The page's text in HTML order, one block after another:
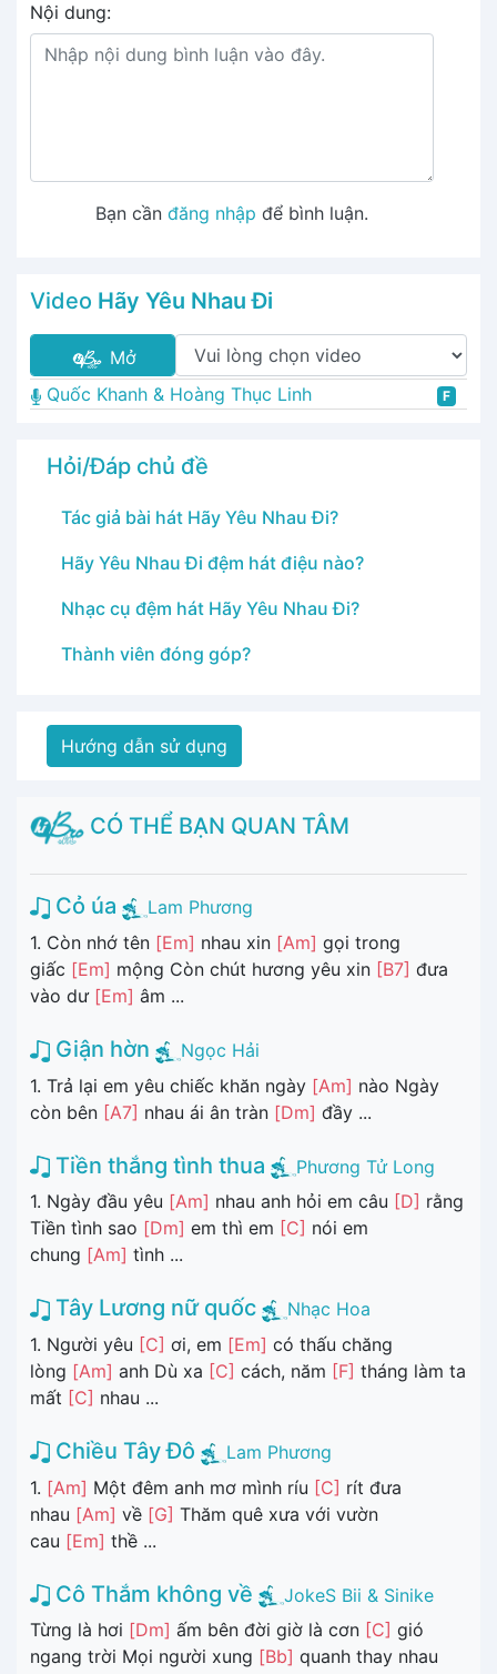
Nội dung:
Bạn cần đăng nhập để bình luận.
Video Hãy Yêu Nhau Đi
Mở
Quốc Khanh & Hoàng Thục Linh
F
Hỏi/Đáp chủ đề
Tác giả bài hát Hãy Yêu Nhau Đi?
Hãy Yêu Nhau Đi đệm hát điệu nào?
Nhạc cụ đệm hát Hãy Yêu Nhau Đi?
Thành viên đóng góp?
Hướng dẫn sử dụng
CÓ THỂ BẠN QUAN TÂM
Cỏ úa
Lam Phương
1. Còn nhớ tên [Em] nhau xin [Am] gọi trong
giấc [Em] mộng Còn chút hương yêu xin [B7] đưa
vào dư [Em] âm ...
Giận hờn
Ngọc Hải
1. Trả lại em yêu chiếc khăn ngày [Am] nào Ngày
còn bên [A7] nhau ái ân tràn [Dm] đầy ...
Tiền thắng tình thua
Phương Tử Long
1. Ngày đầu yêu [Am] nhau anh hỏi em câu [D] rằng
Tiền tình sao [Dm] em thì em [C] nói em
chung [Am] tình ...
Tây Lương nữ quốc
Nhạc Hoa
1. Người yêu [C] ơi, em [Em] có thấu chăng
lòng [Am] anh Dù xa [C] cách, năm [F] tháng làm ta
mất [C] nhau ...
Chiều Tây Đô
Lam Phương
1. [Am] Một đêm anh mơ mình ríu [C] rít đưa
nhau [Am] về [G] Thăm quê xưa với vườn
cau [Em] thề ...
Cô Thắm không về
JokeS Bii & Sinike
Từng là hơi [Dm] ấm bên đời giờ là cơn [C] gió
ngang trời Mọi người xung [Bb] quanh thay nhau